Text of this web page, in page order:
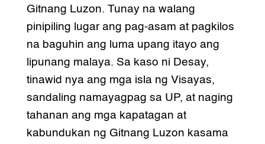
Gitnang Luzon. Tunay na walang
pinipiling lugar ang pag-asam at pagkilos
na baguhin ang luma upang itayo ang
lipunang malaya. Sa kaso ni Desay,
tinawid nya ang mga isla ng Visayas,
sandaling namayagpag sa UP, at naging
tahanan ang mga kapatagan at
kabundukan ng Gitnang Luzon kasama